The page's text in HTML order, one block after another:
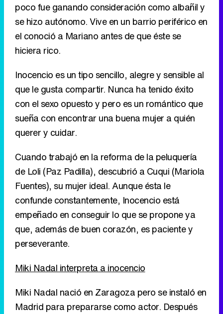
poco fue ganando consideración como albañil y
se hizo autónomo. Vive en un barrio periférico en
el conoció a Mariano antes de que éste se
hiciera rico.
Inocencio es un tipo sencillo, alegre y sensible al
que le gusta compartir. Nunca ha tenido éxito
con el sexo opuesto y pero es un romántico que
sueña con encontrar una buena mujer a quién
querer y cuidar.
Cuando trabajó en la reforma de la peluquería
de Loli (Paz Padilla), descubrió a Cuqui (Mariola
Fuentes), su mujer ideal. Aunque ésta le
confunde constantemente, Inocencio está
empeñado en conseguir lo que se propone ya
que, además de buen corazón, es paciente y
perseverante.
Miki Nadal interpreta a inocencio
Miki Nadal nació en Zaragoza pero se instaló en
Madrid para prepararse como actor. Después